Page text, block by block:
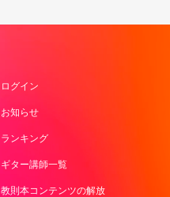
ログイン
お知らせ
ランキング
ギター講師一覧
教則本コンテンツの解放